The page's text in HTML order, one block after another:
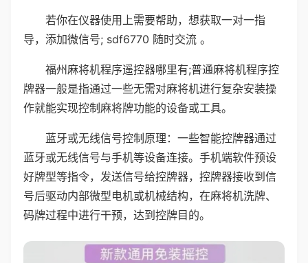
若你在仪器使用上需要帮助，想获取一对一指
导，添加微信号; sdf6770 随时交流 。
福州麻将机程序遥控器哪里有;普通麻将机程序控
牌器一般是指通过一些无需对麻将机进行复杂安装操
作就能实现控制麻将牌功能的设备或工具。
蓝牙或无线信号控制原理：一些智能控牌器通过
蓝牙或无线信号与手机等设备连接。手机端软件预设
好牌型等指令，发送信号给控牌器，控牌器接收到信
号后驱动内部微型电机或机械结构，在麻将机洗牌、
码牌过程中进行干预，达到控牌目的。